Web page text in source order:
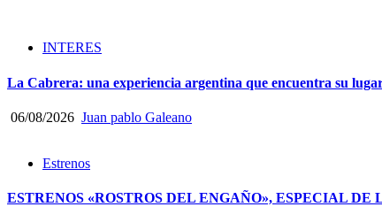
INTERES
La Cabrera: una experiencia argentina que encuentra su
06/08/2026 Juan pablo Galeano
Estrenos
ESTRENOS «ROSTROS DEL ENGAÑO», ESPECIAL